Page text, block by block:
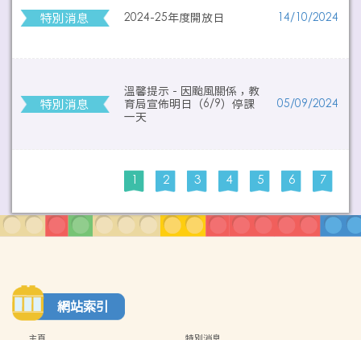
特別消息 2024-25年度開放日 14/10/2024
特別消息
溫馨提示 - 因颱風關係，教
育局宣佈明日（6/9）停課
一天
05/09/2024
1 2 3 4 5 6 7
網站索引